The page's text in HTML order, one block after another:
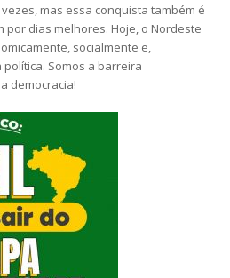
mas essa conquista também é
por dias melhores. Hoje, o Nordeste
socialmente e,
Somos a barreira
democracia!